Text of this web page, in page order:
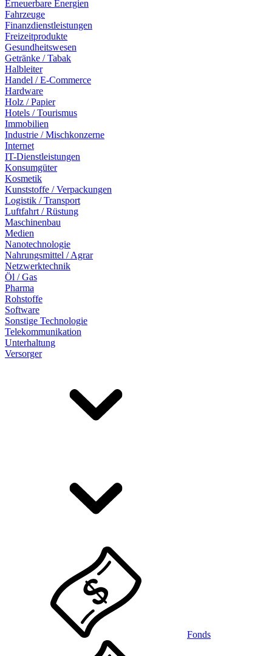
Erneuerbare Energien
Fahrzeuge
Finanzdienstleistungen
Freizeitprodukte
Gesundheitswesen
Getränke / Tabak
Halbleiter
Handel / E-Commerce
Hardware
Holz / Papier
Hotels / Tourismus
Immobilien
Industrie / Mischkonzerne
Internet
IT-Dienstleistungen
Konsumgüter
Kosmetik
Kunststoffe / Verpackungen
Logistik / Transport
Luftfahrt / Rüstung
Maschinenbau
Medien
Nanotechnologie
Nahrungsmittel / Agrar
Netzwerktechnik
Öl / Gas
Pharma
Rohstoffe
Software
Sonstige Technologie
Telekommunikation
Unterhaltung
Versorger
Fonds